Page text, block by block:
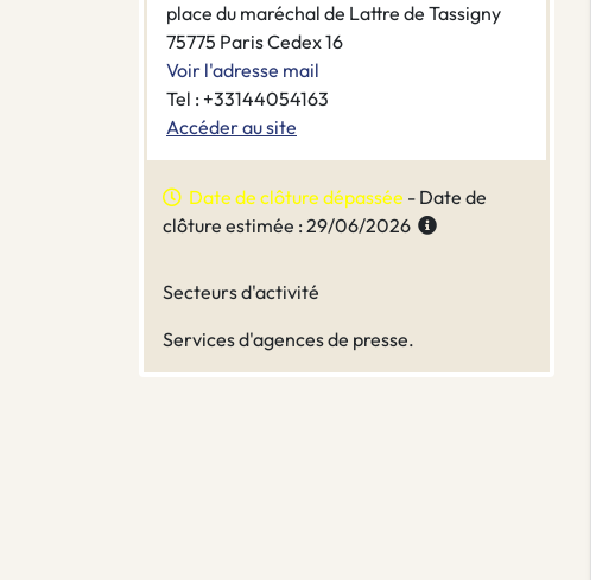
place du maréchal de Lattre de Tassigny
75775 Paris Cedex 16
Voir l'adresse mail
Tel : +33144054163
Accéder au site
Date de clôture dépassée - Date de
clôture estimée : 29/06/2026
Secteurs d'activité
Services d'agences de presse.